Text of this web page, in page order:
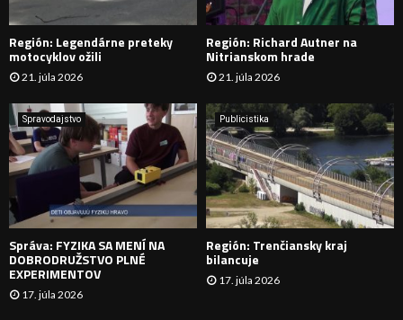
D
A
N
I
E
Región: Legendárne preteky
motocyklov ožili
21. júla 2026
Región: Richard Autner na
Nitrianskom hrade
21. júla 2026
Spravodajstvo
Správa: FYZIKA SA MENÍ NA
DOBRODRUŽSTVO PLNÉ
EXPERIMENTOV
17. júla 2026
Publicistika
Región: Trenčiansky kraj
bilancuje
17. júla 2026